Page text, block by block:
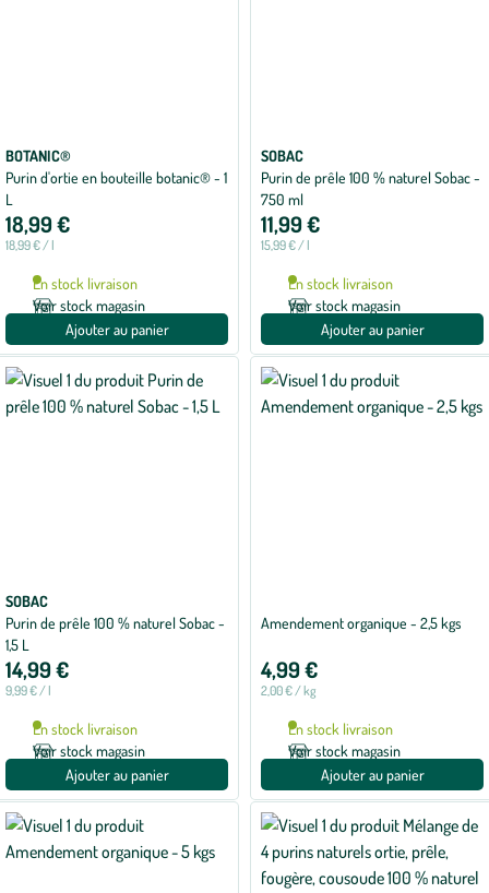
BOTANIC®
Purin d'ortie en bouteille botanic® - 1
L
18,99 €
18,99 € / l
En stock livraison
Voir stock magasin
Ajouter au panier
SOBAC
Purin de prêle 100 % naturel Sobac -
750 ml
11,99 €
15,99 € / l
En stock livraison
Voir stock magasin
Ajouter au panier
SOBAC
Purin de prêle 100 % naturel Sobac -
1,5 L
14,99 €
9,99 € / l
En stock livraison
Voir stock magasin
Ajouter au panier
Amendement organique - 2,5 kgs
4,99 €
2,00 € / kg
En stock livraison
Voir stock magasin
Ajouter au panier